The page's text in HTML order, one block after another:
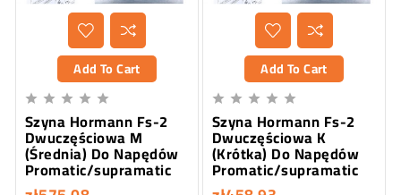
Add To Cart
    
Szyna Hormann Fs-2
Dwuczęściowa M
(Średnia) Do Napędów
Promatic/supramatic
Add To Cart
    
Szyna Hormann Fs-2
Dwuczęściowa K
(Krótka) Do Napędów
Promatic/supramatic